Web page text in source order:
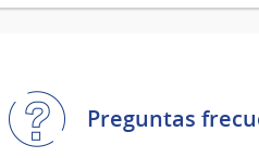
Preguntas